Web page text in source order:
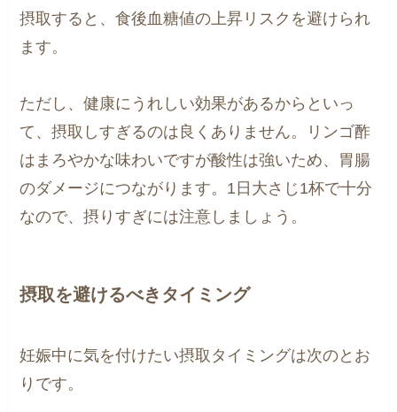
摂取すると、食後血糖値の上昇リスクを避けられ
ます。
ただし、健康にうれしい効果があるからといっ
て、摂取しすぎるのは良くありません。リンゴ酢
はまろやかな味わいですが酸性は強いため、胃腸
のダメージにつながります。1日大さじ1杯で十分
なので、摂りすぎには注意しましょう。
摂取を避けるべきタイミング
妊娠中に気を付けたい摂取タイミングは次のとお
りです。